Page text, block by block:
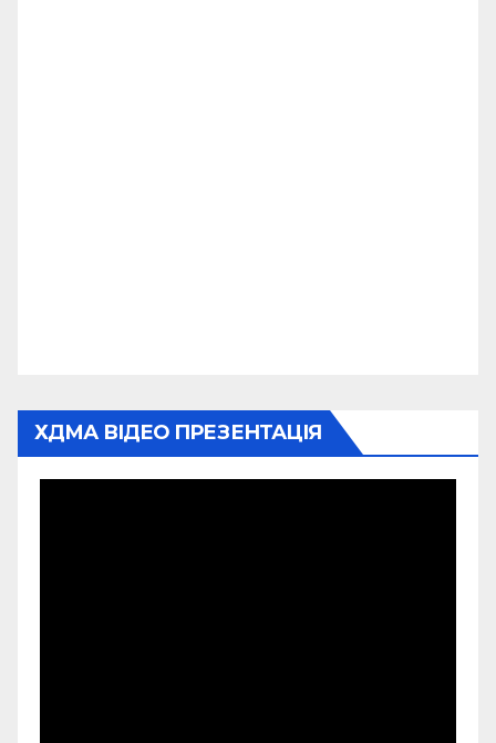
ХДМА ВІДЕО ПРЕЗЕНТАЦІЯ